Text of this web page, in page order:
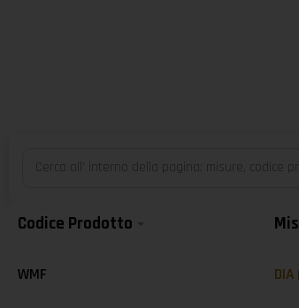
Codice Prodotto
WMF